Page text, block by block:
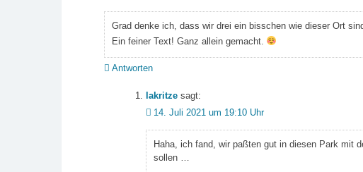
Grad denke ich, dass wir drei ein bisschen wie dieser Ort
Ein feiner Text! Ganz allein gemacht.
Antworten
lakritze sagt:
14. Juli 2021 um 19:10 Uhr
Haha, ich fand, wir paßten gut in diesen Park mit
sollen …